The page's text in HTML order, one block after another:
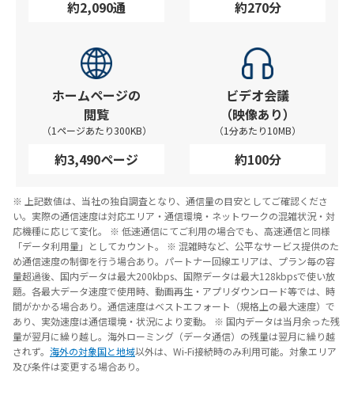
約2,090通 約270分
ホームページの
閲覧
（1ページあたり300KB）
約3,490ページ
ビデオ会議
（映像あり）
（1分あたり10MB）
約100分
※ 上記数値は、当社の独自調査となり、通信量の目安としてご確認くださ
い。実際の通信速度は対応エリア・通信環境・ネットワークの混雑状況・対
応機種に応じて変化。 ※ 低速通信にてご利用の場合でも、高速通信と同様
「データ利用量」としてカウント。
※ 混雑時など、公平なサービス提供のた
め通信速度の制御を行う場合あり。パートナー回線エリアは、プラン毎の容
量超過後、国内データは最大200kbps、国際データは最大128kbpsで使い放
題。各最大データ速度で使用時、動画再生・アプリダウンロード等では、時
間がかかる場合あり。通信速度はベストエフォート（規格上の最大速度）で
あり、実効速度は通信環境・状況により変動。 ※ 国内データは当月余った残
量が翌月に繰り越し。海外ローミング（データ通信）の残量は翌月に繰り越
されず。 海外の対象国と地域以外は、Wi-Fi接続時のみ利用可能。対象エリア
及び条件は変更する場合あり。